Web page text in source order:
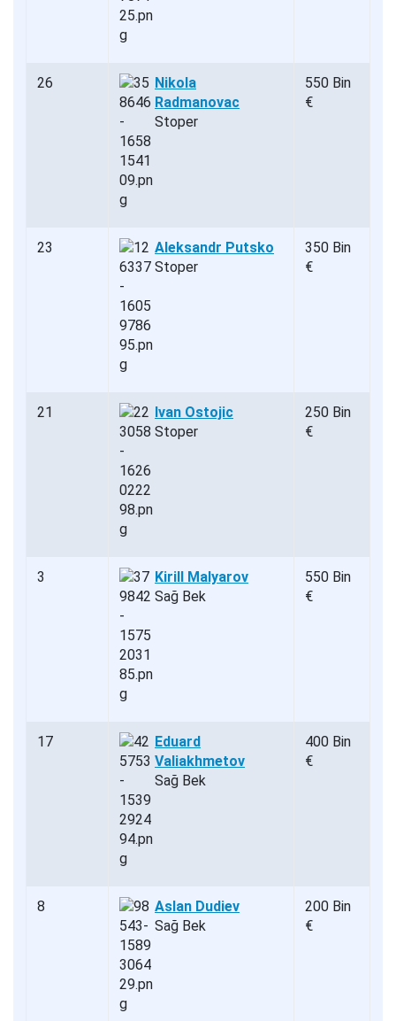
26
Nikola
Radmanovac
Stoper
550 Bin
€
23
Aleksandr Putsko
Stoper
350 Bin
€
21
Ivan Ostojic
Stoper
250 Bin
€
3
Kirill Malyarov
Sağ Bek
550 Bin
€
17
Eduard
Valiakhmetov
Sağ Bek
400 Bin
€
8
Aslan Dudiev
Sağ Bek
200 Bin
€